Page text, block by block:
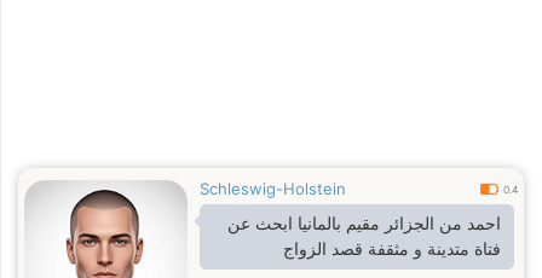
Schleswig-Holstein 0.4
احمد من الجزائر مقيم بالمانيا ابحث عن
فتاة متدينة و مثقفة قصد الزواج